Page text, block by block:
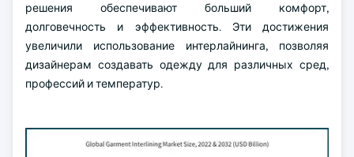
решения обеспечивают больший комфорт,
долговечность и эффективность. Эти достижения
увеличили использование интерлайнинга, позволяя
дизайнерам создавать одежду для различных сред,
профессий и температур.